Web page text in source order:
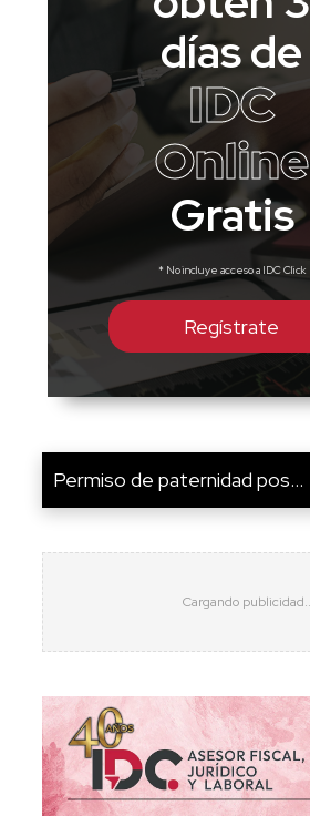
días de
IDC
Online
Gratis
* No incluye acceso a IDC Click
Regístrate
Permiso de paternidad pos...